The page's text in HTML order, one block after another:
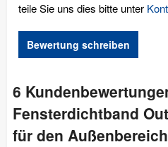
teile Sie uns dies bitte unter
Bewertung schreiben
6
Fensterdichtband
für den